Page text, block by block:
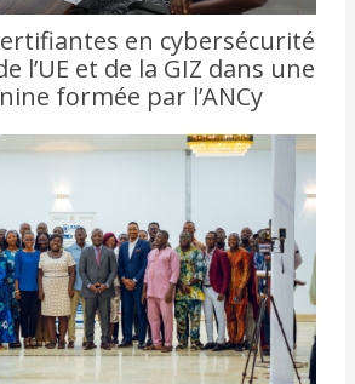
en cybersécurité
l’UE et de la GIZ dans une
formée par l’ANCy